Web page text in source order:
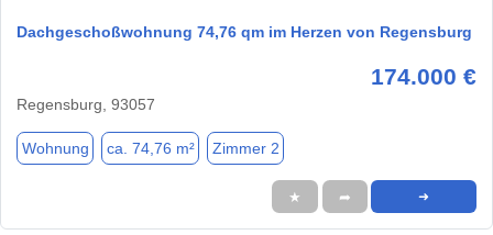
Dachgeschoßwohnung 74,76 qm im Herzen von Regensburg
174.000 €
Regensburg, 93057
Wohnung ca. 74,76 m² Zimmer 2
★ ➦ ➜